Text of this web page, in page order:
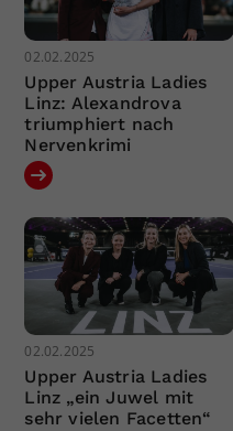
02.02.2025
Upper Austria Ladies
Linz: Alexandrova
triumphiert nach
Nervenkrimi
02.02.2025
Upper Austria Ladies
Linz „ein Juwel mit
sehr vielen Facetten“